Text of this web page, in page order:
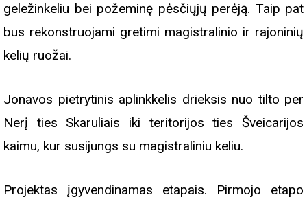
geležinkeliu bei požeminę pėsčiųjų perėją. Taip pat
bus rekonstruojami gretimi magistralinio ir rajoninių
kelių ruožai.
Jonavos pietrytinis aplinkkelis drieksis nuo tilto per
Nerį ties Skaruliais iki teritorijos ties Šveicarijos
kaimu, kur susijungs su magistraliniu keliu.
Projektas įgyvendinamas etapais. Pirmojo etapo